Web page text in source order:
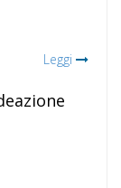
Leggi